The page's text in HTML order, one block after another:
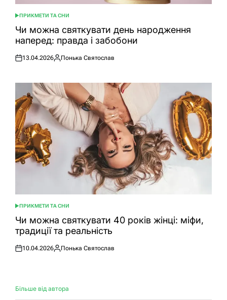
ОПУБЛІКУВАТИ
У
ПРИКМЕТИ ТА СНИ
Чи можна святкувати день народження
наперед: правда і забобони
Оприлюднено
13.04.2026
Опубліковано
Понька Святослав
ОПУБЛІКУВАТИ
У
ПРИКМЕТИ ТА СНИ
Чи можна святкувати 40 років жінці: міфи,
традиції та реальність
Оприлюднено
10.04.2026
Опубліковано
Понька Святослав
Більше від автора